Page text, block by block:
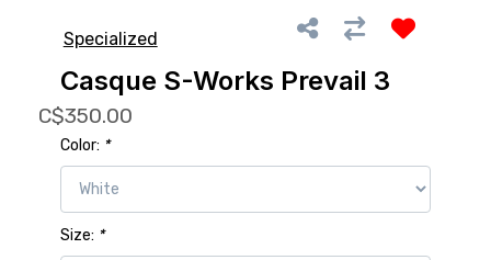
Specialized
Casque S-Works Prevail 3
C$350.00
Color: *
Size: *